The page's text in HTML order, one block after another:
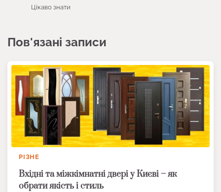
Цікаво знати
Пов'язані записи
РІЗНЕ
Вхідні та міжкімнатні двері у Києві – як
обрати якість і стиль